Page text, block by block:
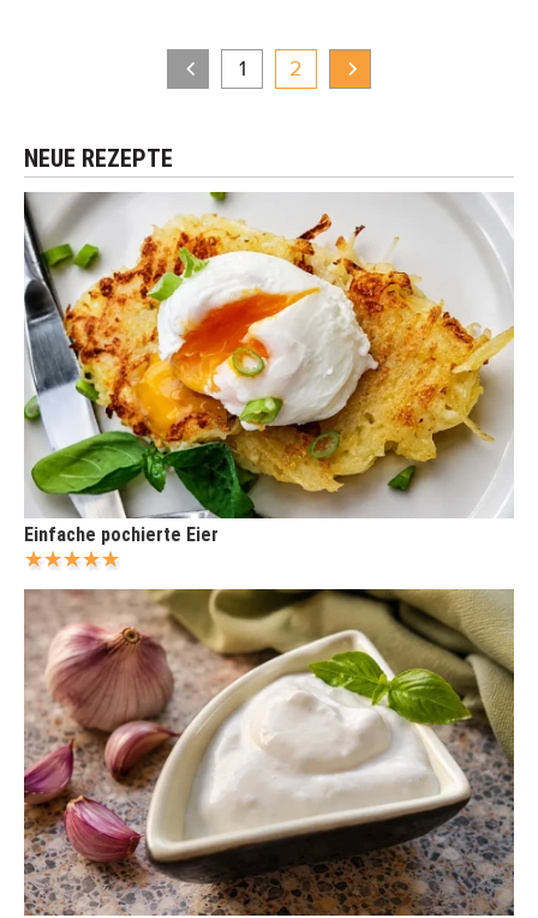
1 2
NEUE REZEPTE
Einfache pochierte Eier